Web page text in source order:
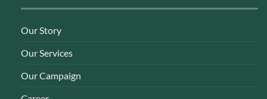
Our Story
Our Services
Our Campaign